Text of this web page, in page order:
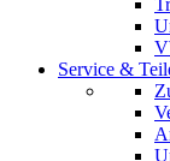
Service &